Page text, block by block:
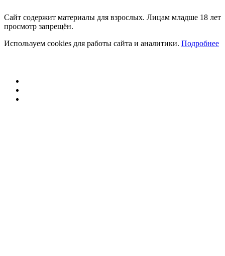
Сайт содержит материалы для взрослых. Лицам младше 18 лет
просмотр запрещён.
Используем cookies для работы сайта и аналитики. Подробнее